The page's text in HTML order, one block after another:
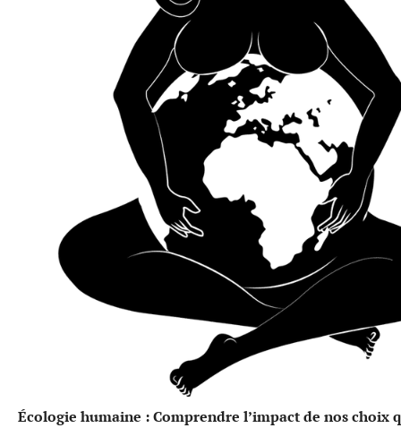
Écologie humaine : Comprendre l’impact de nos choix